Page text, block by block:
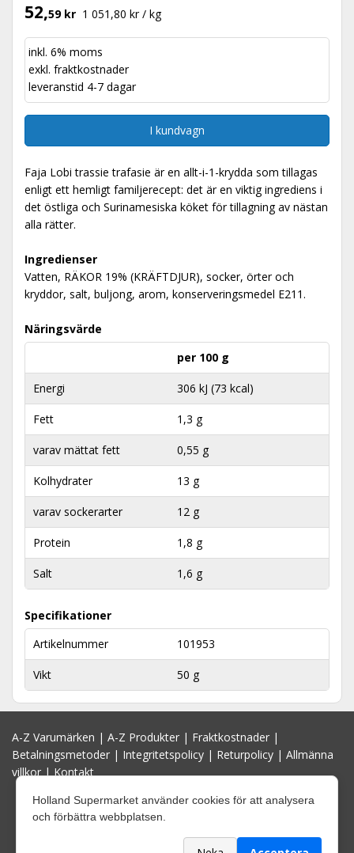
52,59 kr 1 051,80 kr / kg
inkl. 6% moms
exkl. fraktkostnader
leveranstid 4-7 dagar
I kundvagn
Faja Lobi trassie trafasie är en allt-i-1-krydda som tillagas
enligt ett hemligt familjerecept: det är en viktig ingrediens i
det östliga och Surinamesiska köket för tillagning av nästan
alla rätter.
Ingredienser
Vatten, RÄKOR 19% (KRÄFTDJUR), socker, örter och
kryddor, salt, buljong, arom, konserveringsmedel E211.
Näringsvärde
per 100 g
Energi 306 kJ (73 kcal)
Fett 1,3 g
varav mättat fett 0,55 g
Kolhydrater 13 g
varav sockerarter 12 g
Protein 1,8 g
Salt 1,6 g
Specifikationer
Artikelnummer
101953
Vikt 50 g
A-Z Varumärken | A-Z Produkter | Fraktkostnader |
Betalningsmetoder | Integritetspolicy | Returpolicy | Allmänna
villkor|Kontakt
Holland Supermarket använder cookies för att analysera
och förbättra webbplatsen.